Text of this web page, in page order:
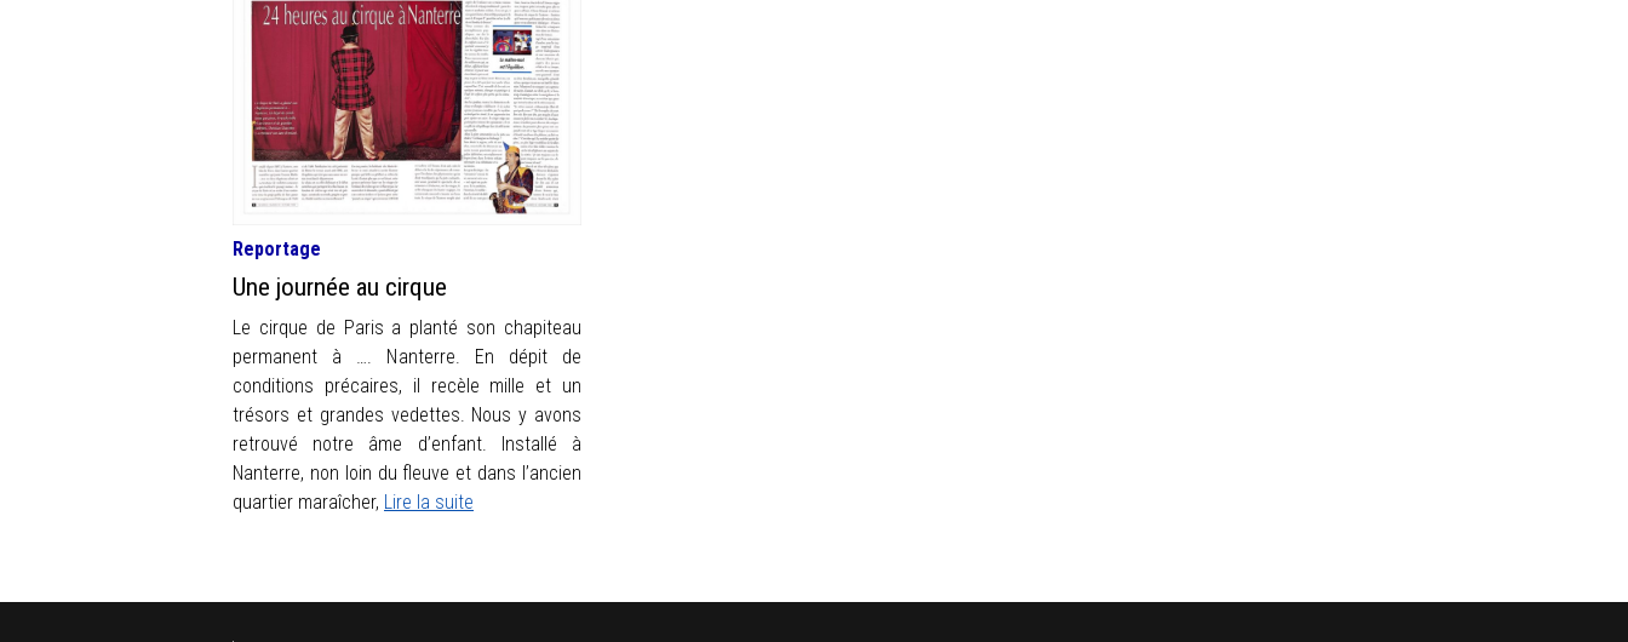
Reportage
Une journée au cirque
Le cirque de Paris a planté son chapiteau
permanent à …. Nanterre. En dépit de
conditions précaires, il recèle mille et un
trésors et grandes vedettes. Nous y avons
retrouvé notre âme d’enfant. Installé à
Nanterre, non loin du fleuve et dans l’ancien
quartier maraîcher, Lire la suite